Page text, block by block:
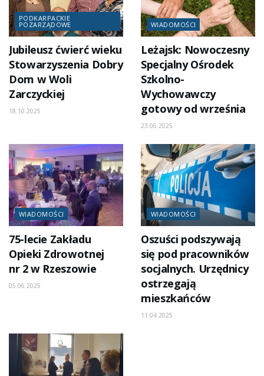
PODKARPACKIE
POZARZĄDOWE
Jubileusz ćwierć wieku
Stowarzyszenia Dobry
Dom w Woli
Zarczyckiej
18.10.2025
WIADOMOŚCI
Leżajsk: Nowoczesny
Specjalny Ośrodek
Szkolno-
Wychowawczy
gotowy od września
23.06.2025
WIADOMOŚCI
75-lecie Zakładu
Opieki Zdrowotnej
nr 2 w Rzeszowie
05.06.2025
WIADOMOŚCI
Oszuści podszywają
się pod pracowników
socjalnych. Urzędnicy
ostrzegają
mieszkańców
11.04.2025